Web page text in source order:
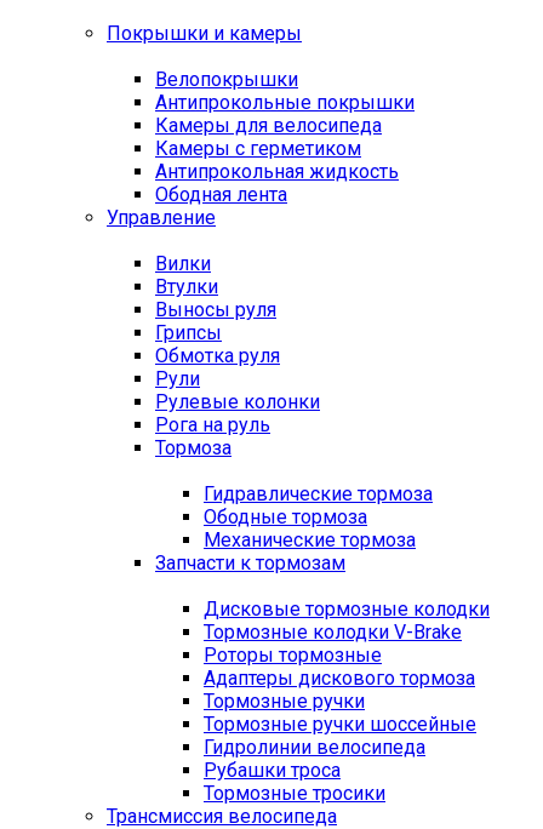
Покрышки и камеры
Велопокрышки
Антипрокольные покрышки
Камеры для велосипеда
Камеры с герметиком
Антипрокольная жидкость
Ободная лента
Управление
Вилки
Втулки
Выносы руля
Грипсы
Обмотка руля
Рули
Рулевые колонки
Рога на руль
Тормоза
Гидравлические тормоза
Ободные тормоза
Механические тормоза
Запчасти к тормозам
Дисковые тормозные колодки
Тормозные колодки V-Brake
Роторы тормозные
Адаптеры дискового тормоза
Тормозные ручки
Тормозные ручки шоссейные
Гидролинии велосипеда
Рубашки троса
Тормозные тросики
Трансмиссия велосипеда